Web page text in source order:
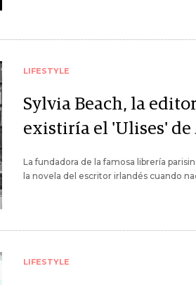
LIFESTYLE
Sylvia Beach, la
existiría el 'Ulises' de
La fundadora de la famosa librería
la novela del escritor irlandés cuando
LIFESTYLE